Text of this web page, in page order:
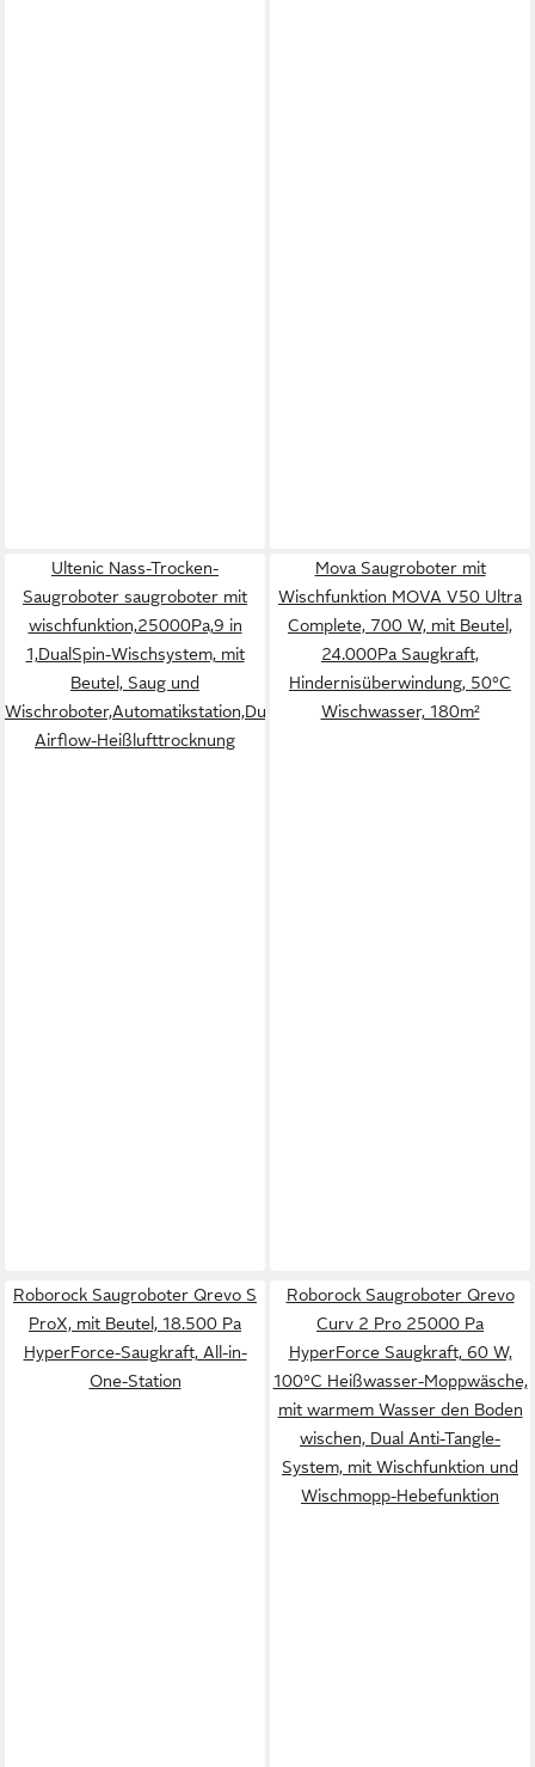
Ultenic Nass-Trocken-
Saugroboter saugroboter mit
wischfunktion,25000Pa,9 in
1,DualSpin-Wischsystem, mit
Beutel, Saug und
Wischroboter,Automatikstation,Dual-
Airflow-Heißlufttrocknung
Mova Saugroboter mit
Wischfunktion MOVA V50 Ultra
Complete, 700 W, mit Beutel,
24.000Pa Saugkraft,
Hindernisüberwindung, 50°C
Wischwasser, 180m²
Roborock Saugroboter Qrevo S
ProX, mit Beutel, 18.500 Pa
HyperForce-Saugkraft, All-in-
One-Station
Roborock Saugroboter Qrevo
Curv 2 Pro 25000 Pa
HyperForce Saugkraft, 60 W,
100°C Heißwasser-Moppwäsche,
mit warmem Wasser den Boden
wischen, Dual Anti-Tangle-
System, mit Wischfunktion und
Wischmopp-Hebefunktion